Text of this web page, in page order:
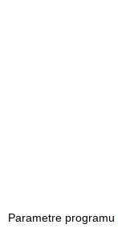
Parametre programu